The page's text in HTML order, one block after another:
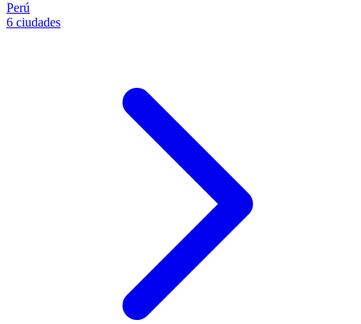
Perú
6 ciudades